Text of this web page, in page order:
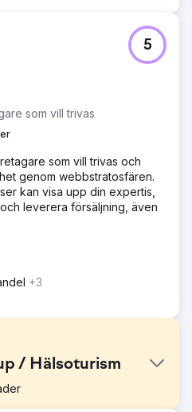
som vill trivas
5
som vill trivas och
genom webbstratosfären.
kan visa upp din expertis,
leverera försäljning, även
+3
/ Hälsoturism